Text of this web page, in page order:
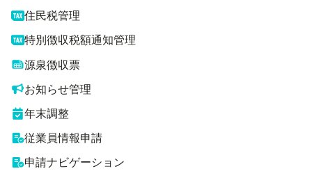
住民税管理
特別徴収税額通知管理
源泉徴収票
お知らせ管理
年末調整
従業員情報申請
申請ナビゲーション